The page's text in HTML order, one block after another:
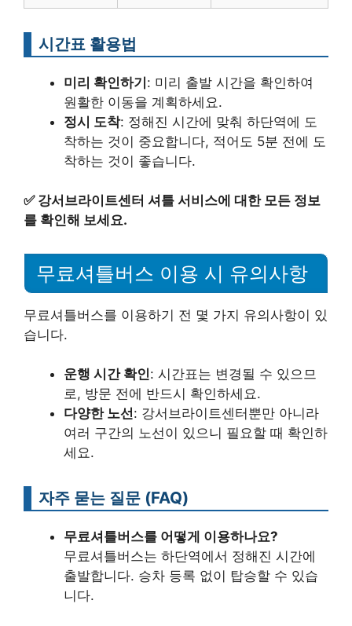
시간표 활용법
미리 확인하기: 미리 출발 시간을 확인하여
원활한 이동을 계획하세요.
정시 도착: 정해진 시간에 맞춰 하단역에 도
착하는 것이 중요합니다, 적어도 5분 전에 도
착하는 것이 좋습니다.
✅ 강서브라이트센터 셔틀 서비스에 대한 모든 정보
를 확인해 보세요.
무료셔틀버스 이용 시 유의사항
무료셔틀버스를 이용하기 전 몇 가지 유의사항이 있
습니다.
운행 시간 확인: 시간표는 변경될 수 있으므
로, 방문 전에 반드시 확인하세요.
다양한 노선: 강서브라이트센터뿐만 아니라
여러 구간의 노선이 있으니 필요할 때 확인하
세요.
자주 묻는 질문 (FAQ)
무료셔틀버스를 어떻게 이용하나요?
무료셔틀버스는 하단역에서 정해진 시간에
출발합니다. 승차 등록 없이 탑승할 수 있습
니다.